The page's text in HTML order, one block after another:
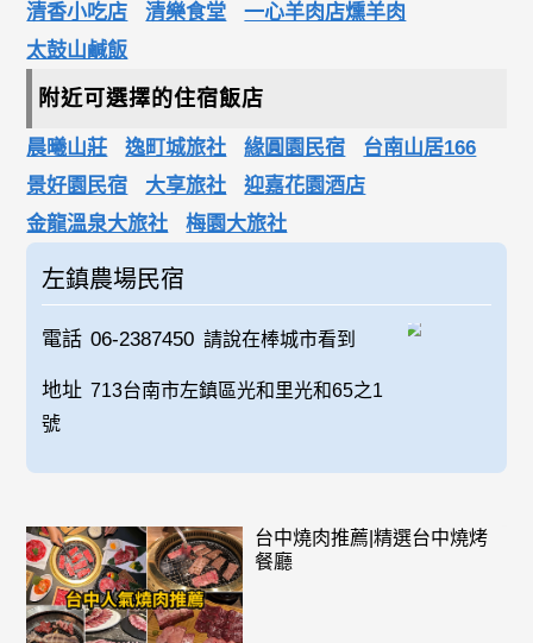
清香小吃店 清樂食堂
一心羊肉店燻羊肉
太鼓山鹹飯
附近可選擇的住宿飯店
晨曦山莊 逸町城旅社 緣圓園民宿
台南山居166
景好園民宿
大享旅社
迎嘉花園酒店
金龍溫泉大旅社
梅園大旅社
左鎮農場民宿
電話 06-2387450 請說在棒城市看到
地址 713台南市左鎮區光和里光和65之1
號
台中燒肉推薦|精選台中燒烤
餐廳